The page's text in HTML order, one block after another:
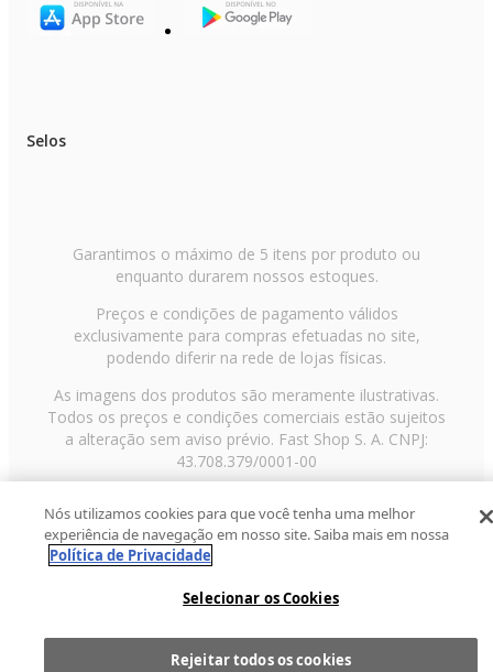
Selos
Garantimos o máximo de 5 itens por produto ou
enquanto durarem nossos estoques.
Preços e condições de pagamento válidos
exclusivamente para compras efetuadas no site,
podendo diferir na rede de lojas físicas.
As imagens dos produtos são meramente ilustrativas.
Todos os preços e condições comerciais estão sujeitos
a alteração sem aviso prévio. Fast Shop S. A. CNPJ:
43.708.379/0001-00
Paulo/SP, CEP 02029-001, Telefone: 11 3003-3728 ©
2013 Fast Shop - Todos os direitos reservadosRF
Nós utilizamos cookies para que você tenha uma melhor
experiência de navegação em nosso site. Saiba mais em nossa
Política de Privacidade
Selecionar os Cookies
Rejeitar todos os cookies